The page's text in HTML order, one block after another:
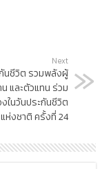
Next
นชีวิต รวมพลังผู้
และตัวแทน ร่วม
ในวันประกันชีวิต
แห่งชาติ ครั้งที่ 24